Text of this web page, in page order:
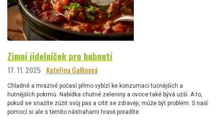
Zimní jídelníček pro hubnutí
17. 11. 2025 Kateřina Gallinová
Chladné a mrazivé počasí přímo vybízí ke konzumaci tučnějších a
hutnějších pokrmů. Nabídka chutné zeleniny a ovoce také bývá užší. A to,
pokud se snažíte zúžit svůj pas a cítit se zdravěji, může být problém. S naší
pomocí si ale s těmito nástrahami hravě poradíte.